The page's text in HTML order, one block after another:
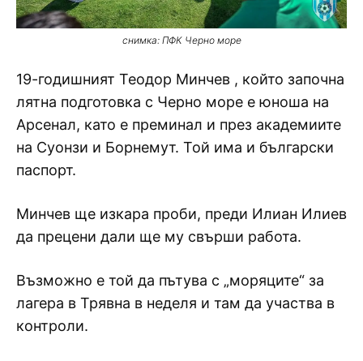
снимка: ПФК Черно море
19-годишният Теодор Минчев , който започна
лятна подготовка с Черно море е юноша на
Арсенал, като е преминал и през академиите
на Суонзи и Борнемут. Той има и български
паспорт.
Минчев ще изкара проби, преди Илиан Илиев
да прецени дали ще му свърши работа.
Възможно е той да пътува с „моряците“ за
лагера в Трявна в неделя и там да участва в
контроли.